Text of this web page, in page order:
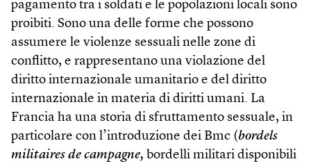
pagamento tra i soldati e le popolazioni locali sono
proibiti. Sono una delle forme che possono
assumere le violenze sessuali nelle zone di
conflitto, e rappresentano una violazione del
diritto internazionale umanitario e del diritto
internazionale in materia di diritti umani. La
Francia ha una storia di sfruttamento sessuale, in
particolare con l’introduzione dei Bmc (bordels
militaires de campagne, bordelli militari disponibili